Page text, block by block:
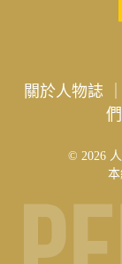
關於人物誌
們
© 2026